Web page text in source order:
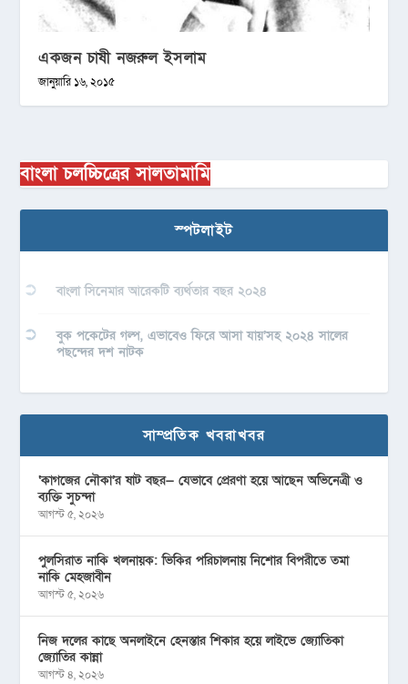
একজন চাষী নজরুল ইসলাম
জানুয়ারি ১৬, ২০১৫
বাংলা চলচ্চিত্রের সালতামামি
স্পটলাইট
বাংলা সিনেমার আরেকটি ব্যর্থতার বছর ২০২৪
বুক পকেটের গল্প, এভাবেও ফিরে আসা যায়’সহ ২০২৪ সালের
পছন্দের দশ নাটক
সাম্প্রতিক খবরাখবর
‘কাগজের নৌকা’র ষাট বছর— যেভাবে প্রেরণা হয়ে আছেন অভিনেত্রী ও
ব্যক্তি সুচন্দা
আগস্ট ৫, ২০২৬
পুলসিরাত নাকি খলনায়ক: ভিকির পরিচালনায় নিশোর বিপরীতে তমা
নাকি মেহজাবীন
আগস্ট ৫, ২০২৬
নিজ দলের কাছে অনলাইনে হেনস্তার শিকার হয়ে লাইভে জ্যোতিকা
জ্যোতির কান্না
আগস্ট ৪, ২০২৬